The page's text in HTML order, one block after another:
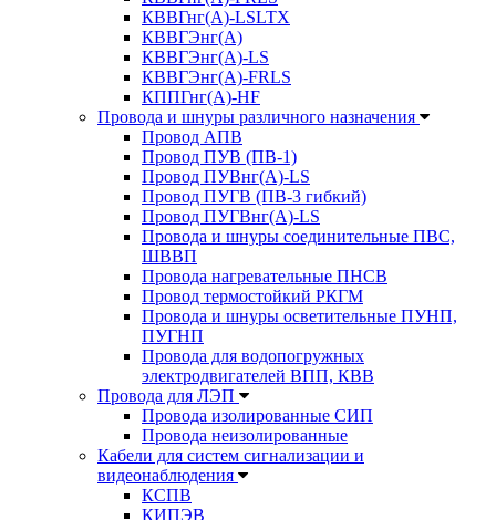
КВВГнг(А)-LSLTX
КВВГЭнг(А)
КВВГЭнг(А)-LS
КВВГЭнг(А)-FRLS
КППГнг(А)-HF
Провода и шнуры различного назначения
Провод АПВ
Провод ПУВ (ПВ-1)
Провод ПУВнг(А)-LS
Провод ПУГВ (ПВ-3 гибкий)
Провод ПУГВнг(А)-LS
Провода и шнуры соединительные ПВС,
ШВВП
Провода нагревательные ПНСВ
Провод термостойкий РКГМ
Провода и шнуры осветительные ПУНП,
ПУГНП
Провода для водопогружных
электродвигателей ВПП, КВВ
Провода для ЛЭП
Провода изолированные СИП
Провода неизолированные
Кабели для систем сигнализации и
видеонаблюдения
КСПВ
КИПЭВ